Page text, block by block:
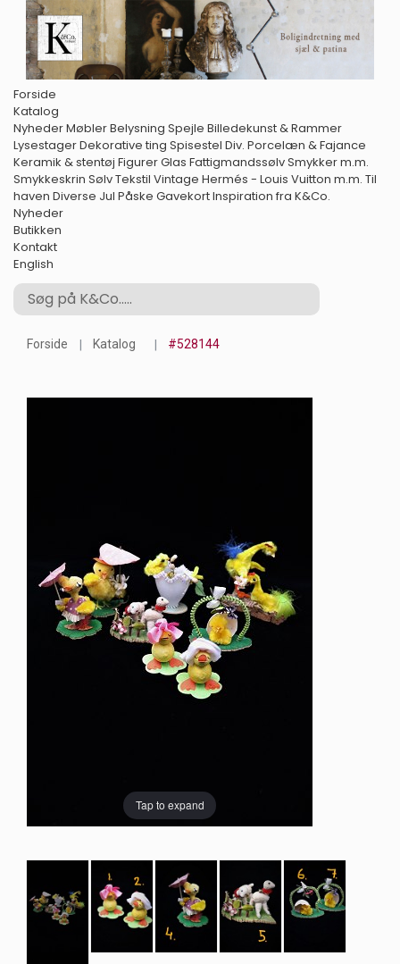
Forside
Katalog
NyhederMøblerBelysning Spejle Billedekunst & Rammer
LysestagerDekorative ting Spisestel Div. Porcelæn & Fajance
Keramik & stentøj FigurerGlas FattigmandssølvSmykker m.m.
Smykkeskrin SølvTekstil Vintage Hermés - Louis Vuitton m.m. Til
haven Diverse Jul Påske GavekortInspiration fra K&Co.
Nyheder
Butikken
Kontakt
English
Forside Katalog #528144
Tap to expand